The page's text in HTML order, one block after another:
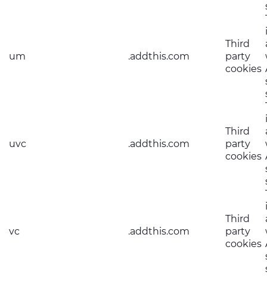
um .addthis.com
Third
party
cookies
uvc .addthis.com
Third
party
cookies
vc .addthis.com
Third
party
cookies